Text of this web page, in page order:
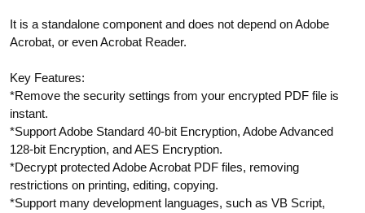
It is a standalone component and does not depend on Adobe
Acrobat, or even Acrobat Reader.
Key Features:
*Remove the security settings from your encrypted PDF file is
instant.
*Support Adobe Standard 40-bit Encryption, Adobe Advanced
128-bit Encryption, and AES Encryption.
*Decrypt protected Adobe Acrobat PDF files, removing
restrictions on printing, editing, copying.
*Support many development languages, such as VB Script,